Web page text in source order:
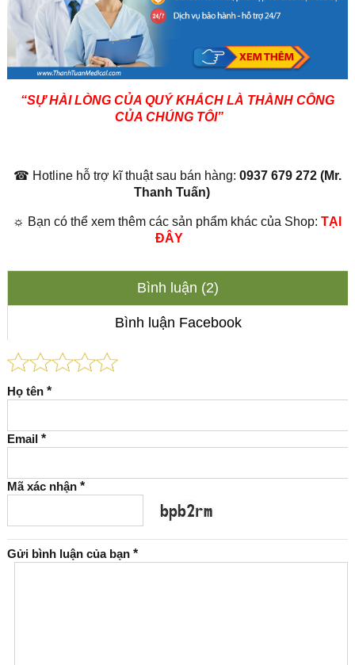
“SỰ HÀI LÒNG CỦA QUÝ KHÁCH LÀ THÀNH CÔNG
CỦA CHÚNG TÔI”
☎ Hotline hỗ trợ kĩ thuật sau bán hàng: 0937 679 272 (Mr.
Thanh Tuấn)
☼ Bạn có thể xem thêm các sản phẩm khác của Shop:TẠI
ĐÂY
Bình luận (2)
Bình luận Facebook
Họ tên *
Email *
Mã xác nhận *
Gửi bình luận của bạn *